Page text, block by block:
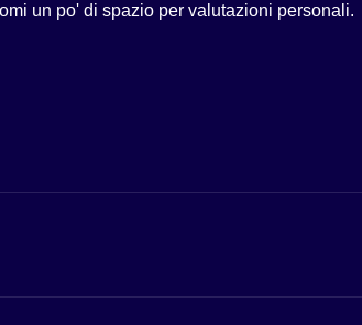
un po' di spazio per valutazioni personali.